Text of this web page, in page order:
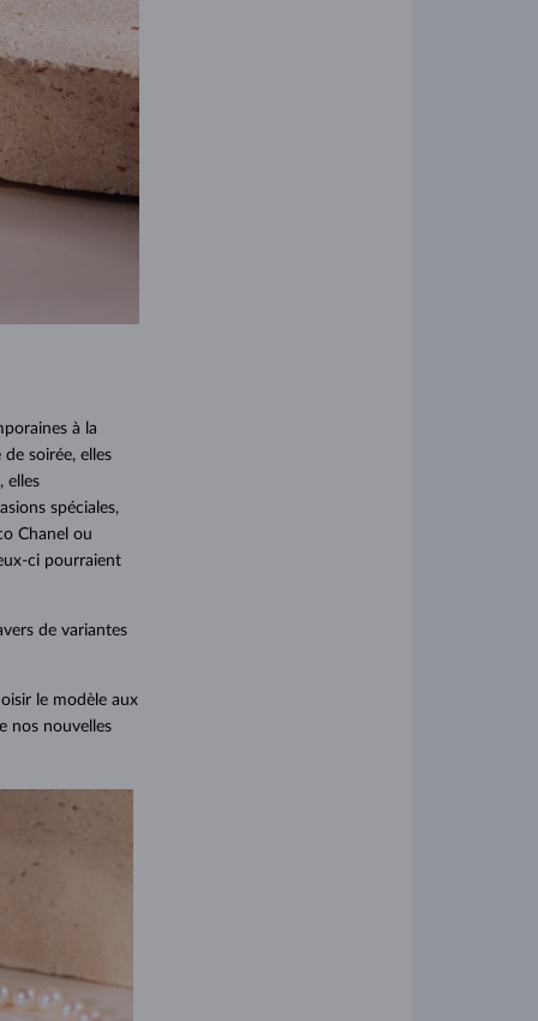
à la
soirée, elles
elles
spéciales,
Chanel ou
ci pourraient
de variantes
le modèle aux
nos nouvelles